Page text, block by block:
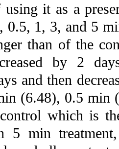
it as a
0.5, 1, 3, and 5
than of the
by 2
and then
(6.48), 0.5 min
which is
5 min